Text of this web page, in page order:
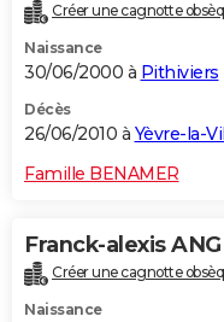
Créer une cagnotte
Naissance
30/06/2000 à Pithiviers
Décès
26/06/2010 à Yèvre-la-
Famille BENAMER
Franck-alexis
Créer une cagnotte
Naissance